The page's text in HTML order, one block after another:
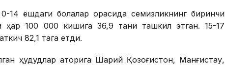
14 ёшдаги болалар орасида семизликнинг биринчи
ҳар 100 000 кишига 36,9 тани ташкил этган. 15-17
82,1 тага етди.
ҳудудлар қаторига Шарқий Қозоғистон, Манғистау,